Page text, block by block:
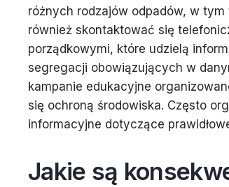
różnych rodzajów odpadów, w
również skontaktować się
porządkowymi, które udzielą
segregacji obowiązujących w
kampanie edukacyjne
się ochroną środowiska. Często
informacyjne dotyczące
Jakie są